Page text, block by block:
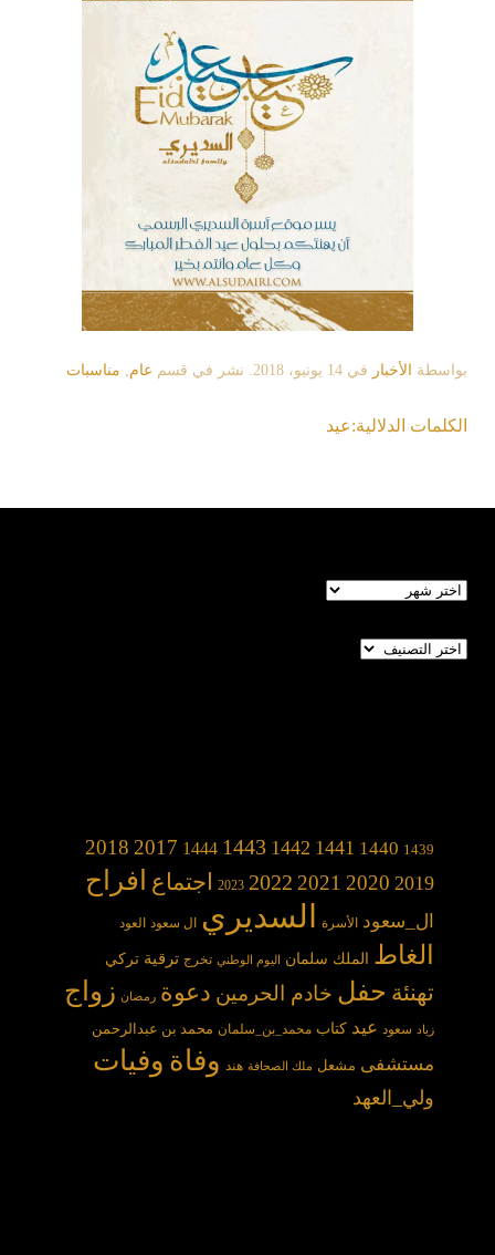
بواسطة الأخبار في 14 يونيو، 2018 . نشر في قسم عام, مناسبات
الكلمات الدلالية:عيد
الأرشيف
تصنيفات
1439
1440
1441
1442
1443
1444
2017
2018
2019
2020
2021
2022
2023 اجتماع افراح
ال_سعود الأسرة السديري ال سعود العود
الغاط الملك سلمان اليوم الوطني تخرج ترقية تركي
تهنئة حفل خادم الحرمين دعوة رمضان زواج
زياد سعود عيد كتاب محمد_بن_سلمان محمد بن عبدالرحمن
مستشفى مشعل ملك الصحافة هند وفاة وفيات
ولي_العهد